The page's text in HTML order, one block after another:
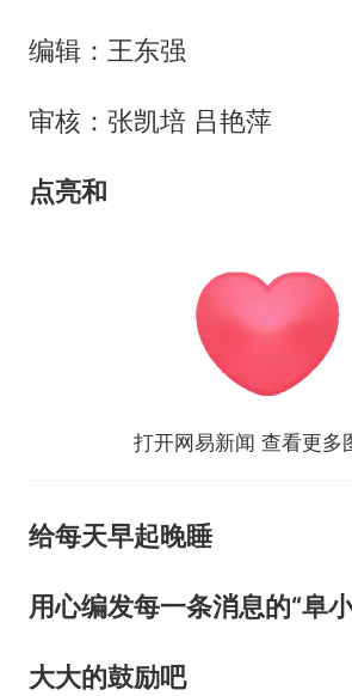
编辑：王东强
审核：张凯培 吕艳萍
点亮和
打开网易新闻 查看更多
给每天早起晚睡
用心编发每一条消息的“阜
大大的鼓励吧